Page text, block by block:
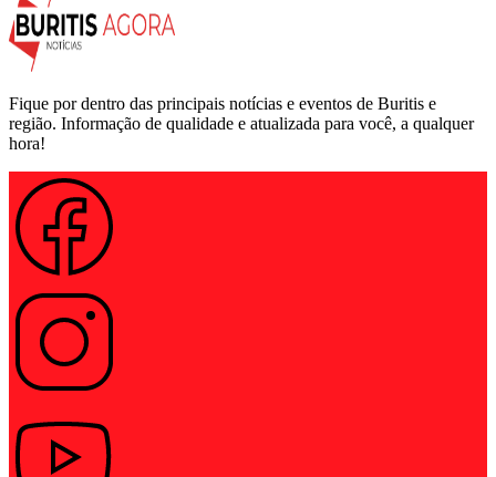
Fique por dentro das principais notícias e eventos de Buritis e
região. Informação de qualidade e atualizada para você, a qualquer
hora!